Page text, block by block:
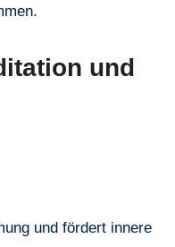
und
und fördert innere